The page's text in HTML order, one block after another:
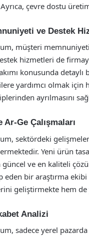
çevre dostu
ve Destek
müşteri
hizmetleri de
konusunda
yardımcı olmak için
ayrılmasını
Ar-Ge Çalışmaları
sektördeki
Yeni ürün
ve en kaliteli
eden bir araştırma
geliştirmekte hem
Analizi
sadece yerel